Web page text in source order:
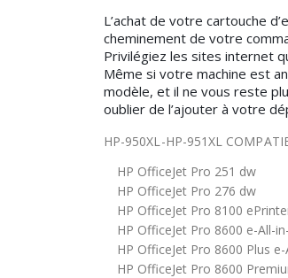
L’achat de votre cartouche
cheminement de votre
Privilégiez les sites internet
Même si votre machine est
modèle, et il ne vous reste
oublier de l’ajouter à votre
HP-950XL-HP-951XL
HP OfficeJet Pro 251 dw
HP OfficeJet Pro 276 dw
HP OfficeJet Pro 8100
HP OfficeJet Pro 8600 e-All-
HP OfficeJet Pro 8600 Plus
HP OfficeJet Pro 8600